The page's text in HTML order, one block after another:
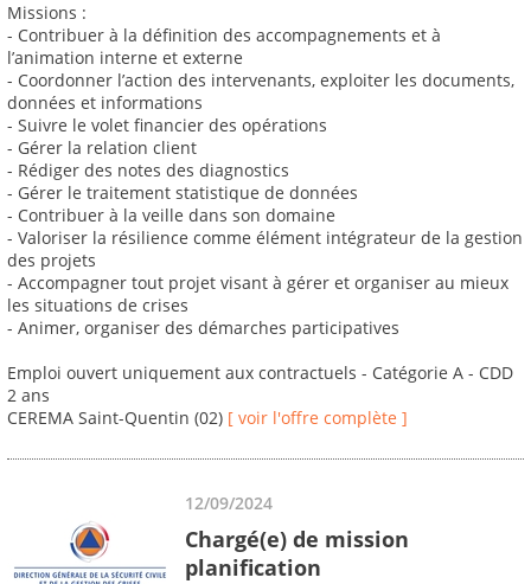
Missions :
- Contribuer à la définition des accompagnements et à
l’animation interne et externe
- Coordonner l’action des intervenants, exploiter les documents,
données et informations
- Suivre le volet financier des opérations
- Gérer la relation client
- Rédiger des notes des diagnostics
- Gérer le traitement statistique de données
- Contribuer à la veille dans son domaine
- Valoriser la résilience comme élément intégrateur de la gestion
des projets
- Accompagner tout projet visant à gérer et organiser au mieux
les situations de crises
- Animer, organiser des démarches participatives
Emploi ouvert uniquement aux contractuels - Catégorie A - CDD
2 ans
CEREMA Saint-Quentin (02) [ voir l'offre complète ]
12/09/2024
Chargé(e) de mission
planification